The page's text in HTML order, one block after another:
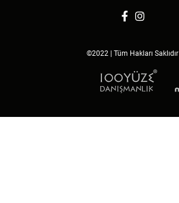
©2022 | Tüm Hakları Saklıdır